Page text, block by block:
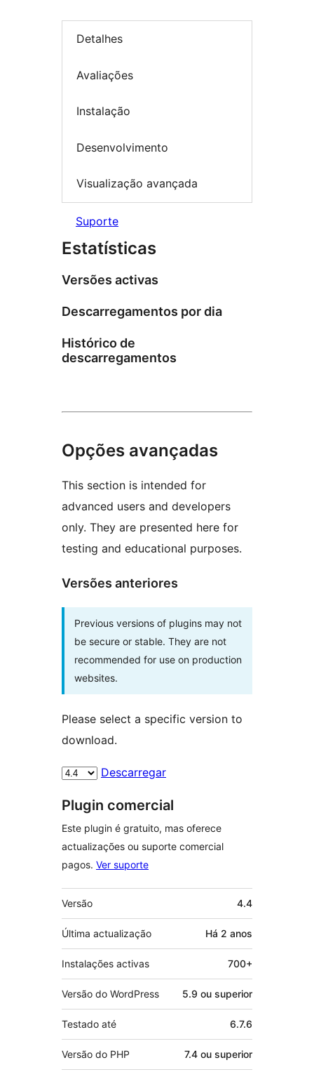
Detalhes
Avaliações
Instalação
Desenvolvimento
Visualização avançada
Suporte
Estatísticas
Versões activas
Descarregamentos por dia
Histórico de
descarregamentos
Opções avançadas
This section is intended for
advanced users and developers
only. They are presented here for
testing and educational purposes.
Versões anteriores
Previous versions of plugins may not
be secure or stable. They are not
recommended for use on production
websites.
Please select a specific version to
download.
Descarregar
Plugin comercial
Este plugin é gratuito, mas oferece
actualizações ou suporte comercial
pagos. Ver suporte
Metadados
Versão 4.4
Última actualização Há 2 anos
Instalações activas 700+
Versão do WordPress 5.9 ou superior
Testado até 6.7.6
Versão do PHP 7.4 ou superior